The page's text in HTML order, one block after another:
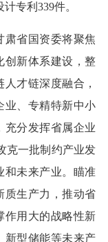
专利339件。
省国资委将聚焦
创新体系建设，整
才链深度融合，
业、专精特新中小
充分发挥省属企业
克一批制约产业发
和未来产业。瞄准
质生产力，推动省
作用大的战略性新
新型储能等未来产